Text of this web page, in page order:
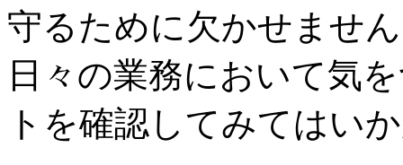
守るために欠かせませ
日々の業務において気
トを確認してみてはい